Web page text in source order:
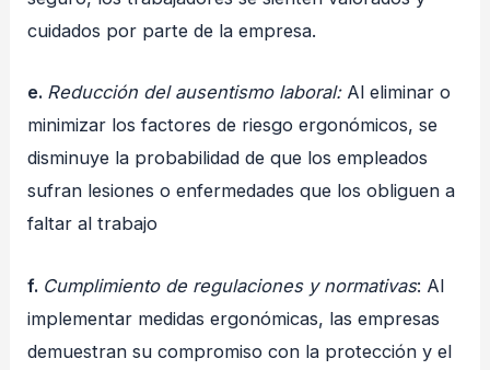
cuidados por parte de la empresa.
e. Reducción del ausentismo laboral:Al eliminar o
minimizar los factores de riesgo ergonómicos, se
disminuye la probabilidad de que los empleados
sufran lesiones o enfermedades que los obliguen a
faltar al trabajo
f. Cumplimiento de regulaciones y normativas: Al
implementar medidas ergonómicas, las empresas
demuestran su compromiso con la protección y el